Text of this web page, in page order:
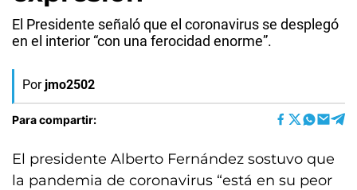
El Presidente señaló que el coronavirus se desplegó
en el interior “con una ferocidad enorme”.
Por jmo2502
Para compartir:
El presidente Alberto Fernández sostuvo que
la pandemia de coronavirus “está en su peor